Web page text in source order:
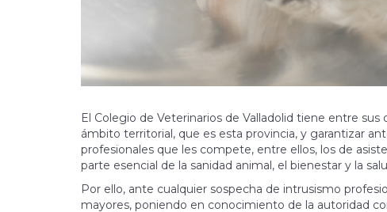
El Colegio de Veterinarios de Valladolid tiene entre
ámbito territorial, que es esta provincia, y garantizar
profesionales que les compete, entre ellos, los de
parte esencial de la sanidad animal, el bienestar y la
Por ello, ante cualquier sospecha de intrusismo
mayores, poniendo en conocimiento de la autoridad